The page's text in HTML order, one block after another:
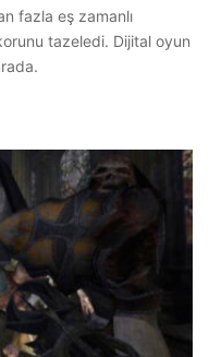
fazla eş zamanlı
tazeledi. Dijital oyun